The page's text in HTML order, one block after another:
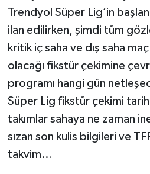
Trendyol Süper Lig’in
ilan edilirken, şimdi tüm
kritik iç saha ve dış saha
olacağı fikstür çekimine
programı hangi gün
Süper Lig fikstür çekimi tarihi
takımlar sahaya ne zaman
sızan son kulis bilgileri ve
takvim…
KENT GÜNDEMİ
Kepsut
KÜLTÜR-SANAT
MANŞET
Manyas